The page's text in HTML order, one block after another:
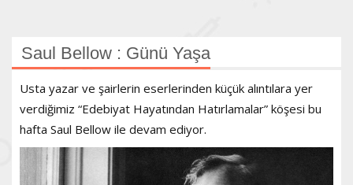
Saul Bellow : Günü Yaşa
Usta yazar ve şairlerin eserlerinden küçük alıntılara yer
verdiğimiz “Edebiyat Hayatından Hatırlamalar” köşesi bu
hafta Saul Bellow ile devam ediyor.